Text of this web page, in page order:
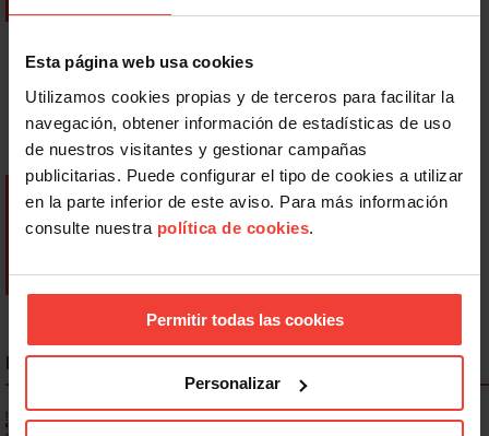
Esta página web usa cookies
Utilizamos cookies propias y de terceros para facilitar la
navegación, obtener información de estadísticas de uso
de nuestros visitantes y gestionar campañas
publicitarias. Puede configurar el tipo de cookies a utilizar
en la parte inferior de este aviso. Para más información
consulte nuestra política de cookies.
Permitir todas las cookies
Personalizar
NOTICIAS MÁS LEÍDAS
Ya os podéis descargar la app de USO